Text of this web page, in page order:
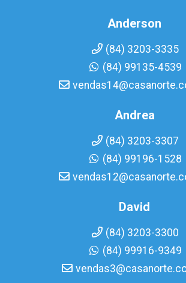
Anderson
(84) 3203-3335
(84) 99135-4539
Andrea
(84) 3203-3307
(84) 99196-1528
David
(84) 3203-3300
(84) 99916-9349